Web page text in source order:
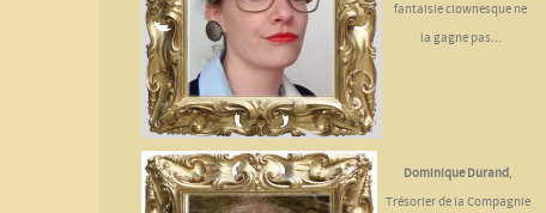
fantaisie clownesque ne
la gagne pas...
Dominique Durand,
Trésorier de la Compagnie